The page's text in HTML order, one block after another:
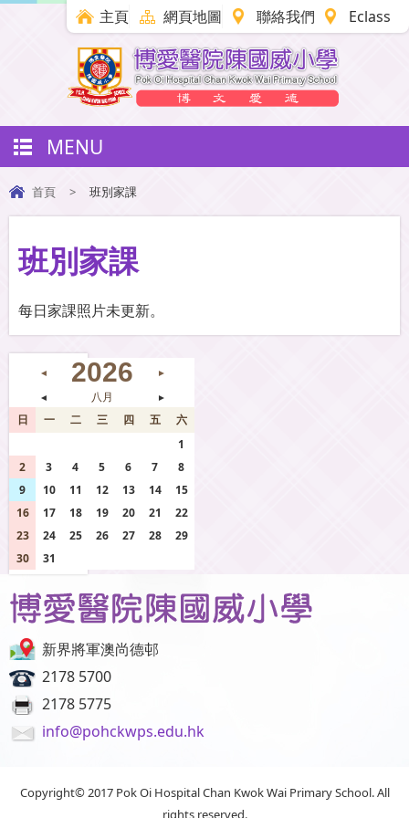
主頁 網頁地圖 聯絡我們 Eclass
MENU
首頁 > 班別家課
班別家課
每日家課照片未更新。
◄ 2026
►
◄
八月 ►
日 一 二 三 四 五
六
1
2
3 4 5 6 7
8
9
10 11 12 13 14
15
16
17 18 19 20 21
22
23
24 25 26 27 28
29
30
31
新界將軍澳尚德邨
2178 5700
2178 5775
info@pohckwps.edu.hk
Copyright© 2017 Pok Oi Hospital Chan Kwok Wai Primary School. All
rights reserved.